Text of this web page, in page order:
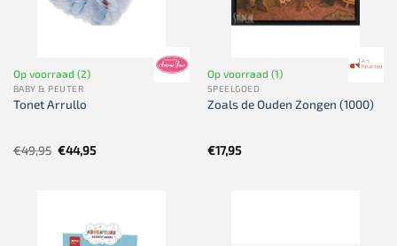
Op voorraad (2)
BABY & PEUTER
Tonet Arrullo
€49,95 Oorspronkelijke
prijs
€44,95Huidige
Op voorraad (1)
SPEELGOED
Zoals de Ouden Zongen (1000)
€17,95